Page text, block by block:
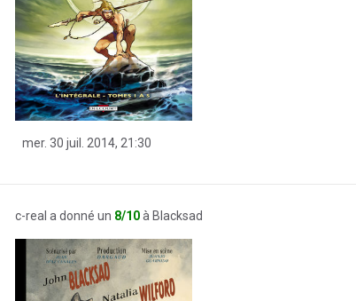
mer. 30 juil. 2014, 21:30
c-real a donné un 8/10à Blacksad